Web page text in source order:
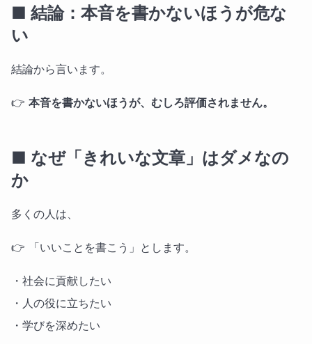
■ 結論：本音を書かないほうが危な
い
結論から言います。
👉 本音を書かないほうが、むしろ評価されません。
■ なぜ「きれいな文章」はダメなの
か
多くの人は、
👉 「いいことを書こう」とします。
・社会に貢献したい
・人の役に立ちたい
・学びを深めたい